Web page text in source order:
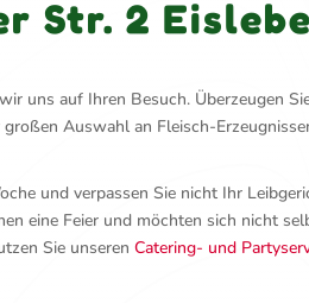
Str. 2
uns auf Ihren Besuch. Überzeugen
Auswahl an Fleisch-
und verpassen Sie nicht Ihr
eine Feier und möchten sich nicht
Sie unserenCatering- und